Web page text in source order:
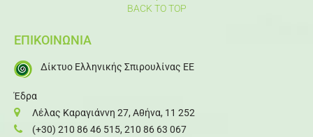
BACK TO TOP
ΕΠΙΚΟΙΝΩΝΙΑ
Δίκτυο Ελληνικής Σπιρουλίνας ΕΕ
Έδρα
Λέλας Καραγιάννη 27, Αθήνα, 11 252
(+30) 210 86 46 515, 210 86 63 067